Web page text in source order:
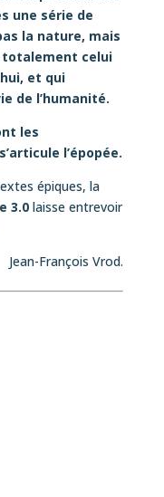
une série de
la nature, mais
celui
et qui
de l’humanité.
les
l’épopée.
épiques, la
3.0 laisse entrevoir
Jean-François Vrod.